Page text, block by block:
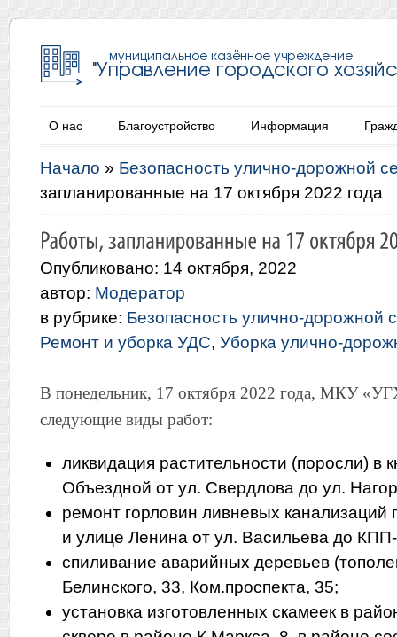
О нас Благоустройство Информация
Начало » Безопасность улично-дорожной
запланированные на 17 октября 2022 года
Опубликовано: 14 октября, 2022
автор: Модератор
в рубрике: Безопасность улично-дорожной
Ремонт и уборка УДС, Уборка улично-
В понедельник, 17 октября 2022 года, МКУ
следующие виды работ:
ликвидация растительности (поросли) в
Объездной от ул. Свердлова до ул.
ремонт горловин ливневых канализаций
и улице Ленина от ул. Васильева до
спиливание аварийных деревьев
Белинского, 33, Ком.проспекта, 35;
установка изготовленных скамеек в